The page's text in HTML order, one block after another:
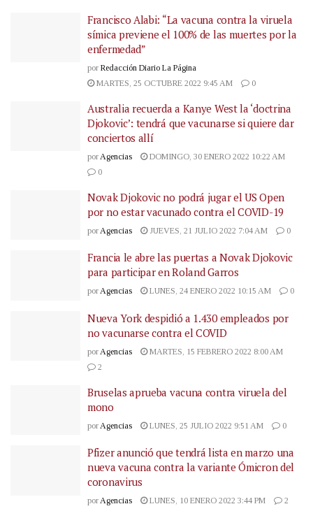
Francisco Alabi: “La vacuna contra la viruela
símica previene el 100% de las muertes por la
enfermedad”
por Redacción Diario La Página
MARTES, 25 OCTUBRE 2022 9:45 AM
0
Australia recuerda a Kanye West la ‘doctrina
Djokovic’: tendrá que vacunarse si quiere dar
conciertos allí
por Agencias
DOMINGO, 30 ENERO 2022 10:22 AM
0
Novak Djokovic no podrá jugar el US Open
por no estar vacunado contra el COVID-19
por Agencias JUEVES, 21 JULIO 2022 7:04 AM 0
Francia le abre las puertas a Novak Djokovic
para participar en Roland Garros
porAgencias LUNES, 24 ENERO 2022 10:15 AM 0
Nueva York despidió a 1.430 empleados por
no vacunarse contra el COVID
por Agencias
MARTES, 15 FEBRERO 2022 8:00 AM
2
Bruselas aprueba vacuna contra viruela del
mono
por Agencias LUNES, 25 JULIO 2022 9:51 AM 0
Pfizer anunció que tendrá lista en marzo una
nueva vacuna contra la variante Ómicron del
coronavirus
porAgencias LUNES, 10 ENERO 2022 3:44 PM 2